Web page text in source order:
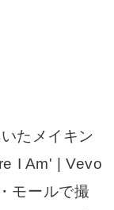
たメイキン
I Am' | Vevo
モールで撮